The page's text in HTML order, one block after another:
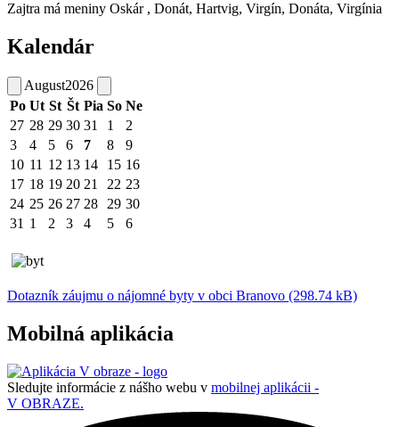
Zajtra má meniny Oskár , Donát, Hartvig, Virgín, Donáta, Virgínia
Kalendár
August2026
Po Ut St Št Pia So Ne
27 28 29 30 31 1
2
3
4 5 6 7 8
9
10 11 12 13 14 15 16
17 18 19 20 21 22 23
24 25 26 27 28 29 30
31 1 2 3 4 5 6
Dotazník záujmu o nájomné byty v obci Branovo (298.74 kB)
Mobilná aplikácia
Sledujte informácie z nášho webu v mobilnej aplikácii -
V OBRAZE.